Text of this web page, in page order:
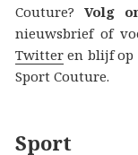
Couture? Volg
nieuwsbrief of
Twitteren blijf op
Sport Couture.
Sport